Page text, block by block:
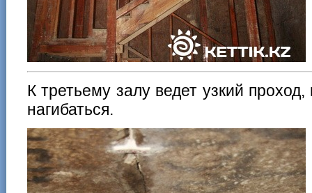
К третьему залу ведет узкий
нагибаться.